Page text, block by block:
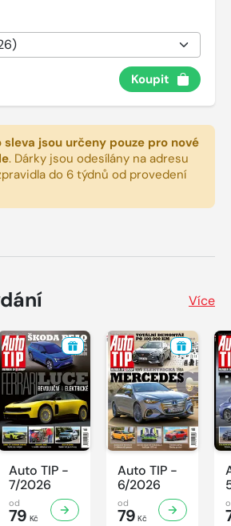
Koupit
sleva jsou určeny pouze pro nové
. Dárky jsou odesílány na adresu
do 6 týdnů od provedení
Více
Auto TIP -
7/2026
od
79 Kč
Auto TIP -
6/2026
od
79 Kč